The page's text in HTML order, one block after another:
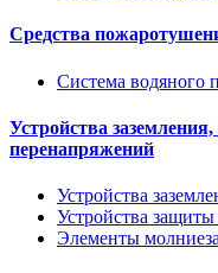
Средства
Система водяного
Устройства
перенапряжений
Устройства
Устройства
Элементы